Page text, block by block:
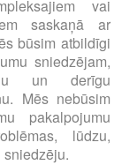
vai
saskaņā ar
būsim atbildīgi
sniedzējam,
un derīgu
Mēs nebūsim
pakalpojumu
lūdzu,